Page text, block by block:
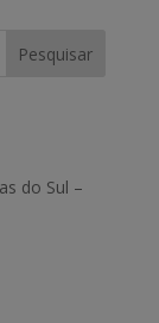
do Sul –